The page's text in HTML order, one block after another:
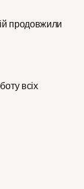
продовжили
всіх